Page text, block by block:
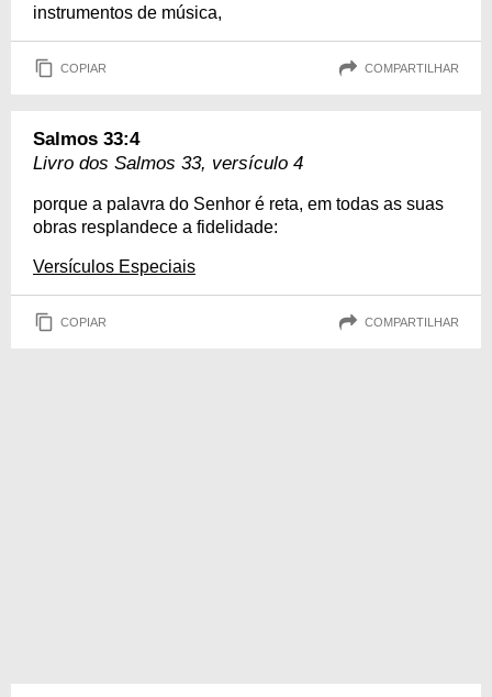
instrumentos de música,
COPIAR COMPARTILHAR
Salmos 33:4
Livro dos Salmos 33, versículo 4
porque a palavra do Senhor é reta, em todas as suas
obras resplandece a fidelidade:
Versículos Especiais
COPIAR COMPARTILHAR